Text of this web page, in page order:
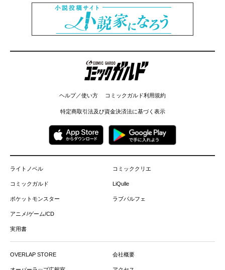
コミックガルド
ヘルプ／使い方 コミックガルド利用規約
特定商取引法及び資金決済法に基づく表示
ライトノベル
コミックガルド
ポケットモンスター
アニメ/ゲーム/CD
実用書
コミッククリエ
LiQulle
ラブパルフェ
OVERLAP STORE 会社概要